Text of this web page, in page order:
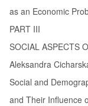
as an Economic
PART III
SOCIAL ASPECTS
Aleksandra
Social and
and Their Influence